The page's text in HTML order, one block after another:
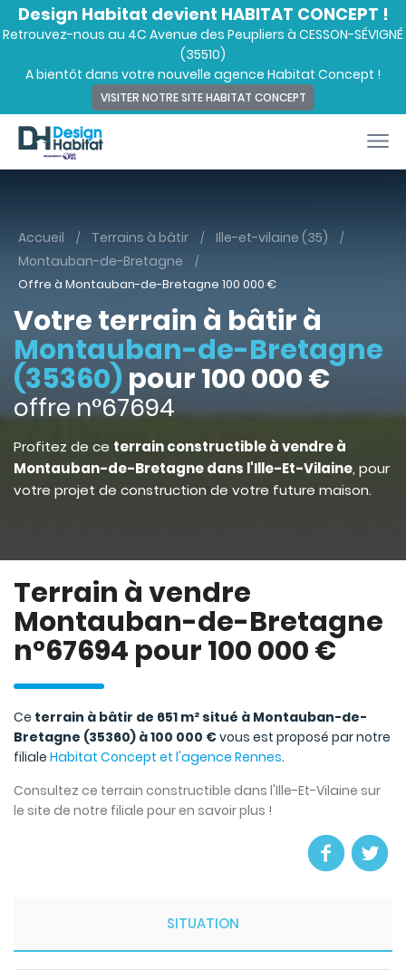
Design Habitat devient HABITAT CONCEPT !
Retrouvez-nous au 4C Avenue des Peupliers à CESSON-SÉVIGNÉ
(35510)
A bientôt dans votre nouvelle agence Habitat Concept !
VISITER NOTRE SITE HABITAT CONCEPT
Accueil Terrains à bâtir
Ille-et-vilaine (35)
Montauban-de-Bretagne
Offre à Montauban-de-Bretagne 100 000 €
Votre terrain à bâtir à
Montauban-de-Bretagne
(35360)pour 100 000 €
offre n°67694
Profitez de ce terrain constructible à vendre à
Montauban-de-Bretagne dans l'Ille-Et-Vilaine, pour
votre projet de construction de votre future maison.
Terrain à vendre
Montauban-de-Bretagne
n°67694 pour 100 000 €
Ce terrain à bâtir de 651 m² situé à Montauban-de-
Bretagne (35360) à 100 000 €vous est proposé par notre
filiale Habitat Concept et l'agence Rennes.
Consultez ce terrain constructible dans l'Ille-Et-Vilaine sur
le site de notre filiale pour en savoir plus !
SITUATION